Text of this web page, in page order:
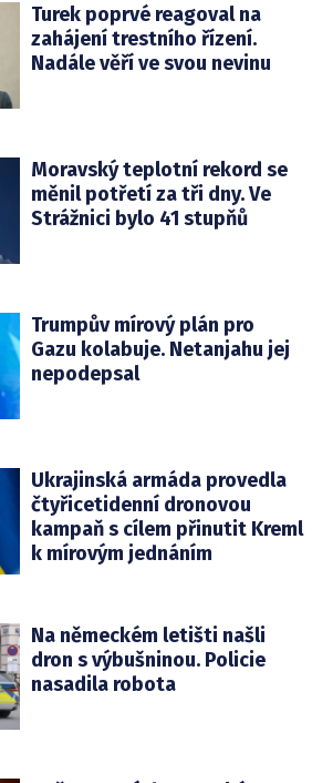
Turek poprvé reagoval na
zahájení trestního řízení.
Nadále věří ve svou nevinu
Moravský teplotní rekord se
měnil potřetí za tři dny. Ve
Strážnici bylo 41 stupňů
Trumpův mírový plán pro
Gazu kolabuje. Netanjahu jej
nepodepsal
Ukrajinská armáda provedla
čtyřicetidenní dronovou
kampaň s cílem přinutit Kreml
k mírovým jednáním
Na německém letišti našli
dron s výbušninou. Policie
nasadila robota